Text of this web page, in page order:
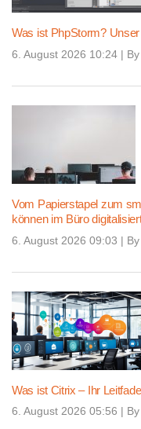
Was ist PhpStorm? Unser
6. August 2026 10:24 | By
Vom Papierstapel zum
können im Büro
6. August 2026 09:03 | By
Was ist Citrix – Ihr
6. August 2026 05:56 | By